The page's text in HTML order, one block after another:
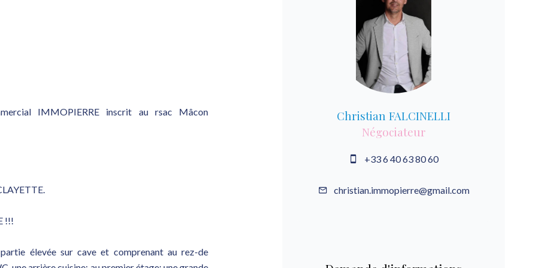
IMMOPIERRE inscrit au rsac Mâcon
!!!
élevée sur cave et comprenant au rez-de
Christian FALCINELLI
Négociateur
+33 6 40 63 80 60
christian.immopierre@gmail.com